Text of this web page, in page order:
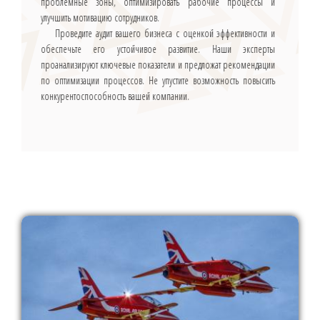
улучшить мотивацию сотрудников.
Проведите аудит вашего бизнеса с оценкой эффективности и
обеспечьте его устойчивое развитие. Наши эксперты
проанализируют ключевые показатели и предложат рекомендации
по оптимизации процессов. Не упустите возможность повысить
конкурентоспособность вашей компании.